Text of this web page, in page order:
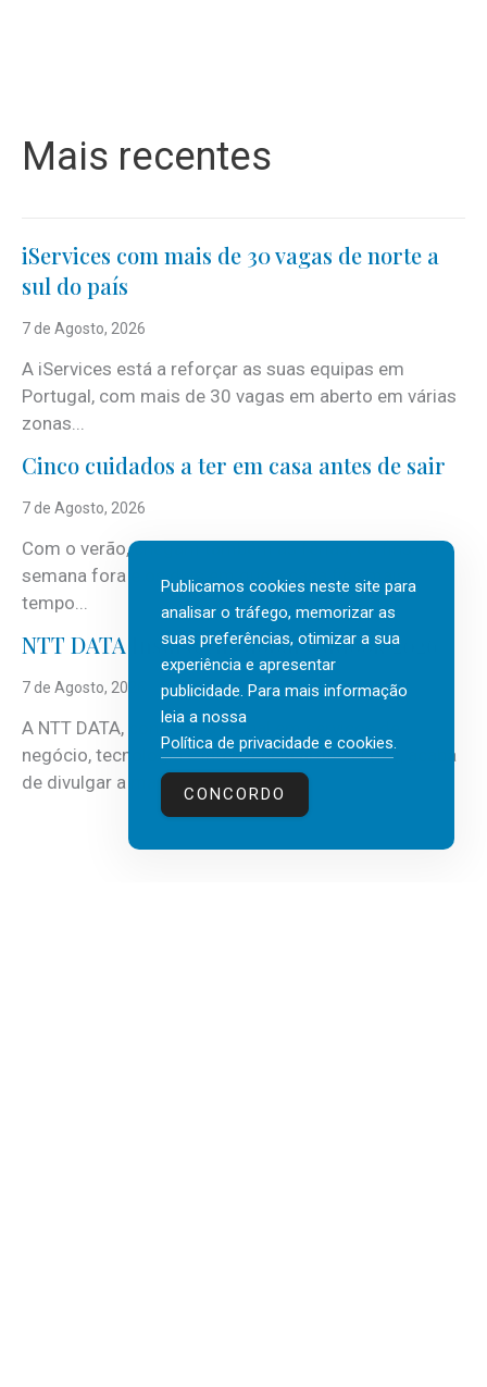
Mais recentes
iServices com mais de 30 vagas de norte a
sul do país
7 de Agosto, 2026
A iServices está a reforçar as suas equipas em
Portugal, com mais de 30 vagas em aberto em várias
zonas...
Cinco cuidados a ter em casa antes de sair
7 de Agosto, 2026
Com o verão, chegam também as férias, os fins-de-
semana fora e os dias em que a casa fica mais
tempo...
NTT DATA Insurtech Global Outlook 2026
7 de Agosto, 2026
A NTT DATA, consultora global em serviços de
negócio, tecnologia e inteligência artificial (IA), acaba
de divulgar a mais recente...
Publicamos cookies neste site para
analisar o tráfego, memorizar as
suas preferências, otimizar a sua
experiência e apresentar
publicidade. Para mais informação
leia a nossa
Política de privacidade e cookies.
CONCORDO